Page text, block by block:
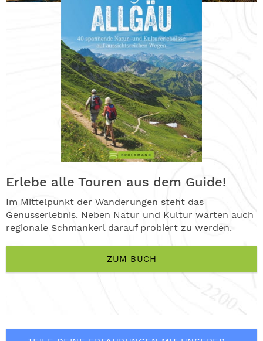
Erlebe alle Touren aus dem Guide!
Im Mittelpunkt der Wanderungen steht das
Genusserlebnis. Neben Natur und Kultur warten auch
regionale Schmankerl darauf probiert zu werden.
ZUM BUCH